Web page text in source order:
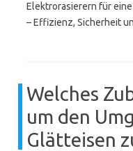
Elektrorasierern für
– Effizienz, Sicherheit
Welches
um den
Glätteisen